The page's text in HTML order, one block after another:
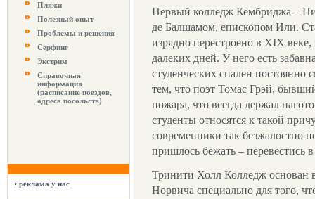
Пляжи
Полезный опыт
Проблемы и решения
Серфинг
Экстрим
Справочная
информация
(расписание поездов,
адреса посольств)
реклама у нас
Первый колледж Кембриджа –
де Балшамом, епископом Или.
изрядно перестроено в XIX
далеких дней. У него есть
студенческих спален постоянно
тем, что поэт Томас Грэй,
пожара, что всегда держал
студенты относятся к такой
современники так безжалостно
пришлось бежать – перевестись
Тринити Холл Колледж основан
Норвича специально для того,